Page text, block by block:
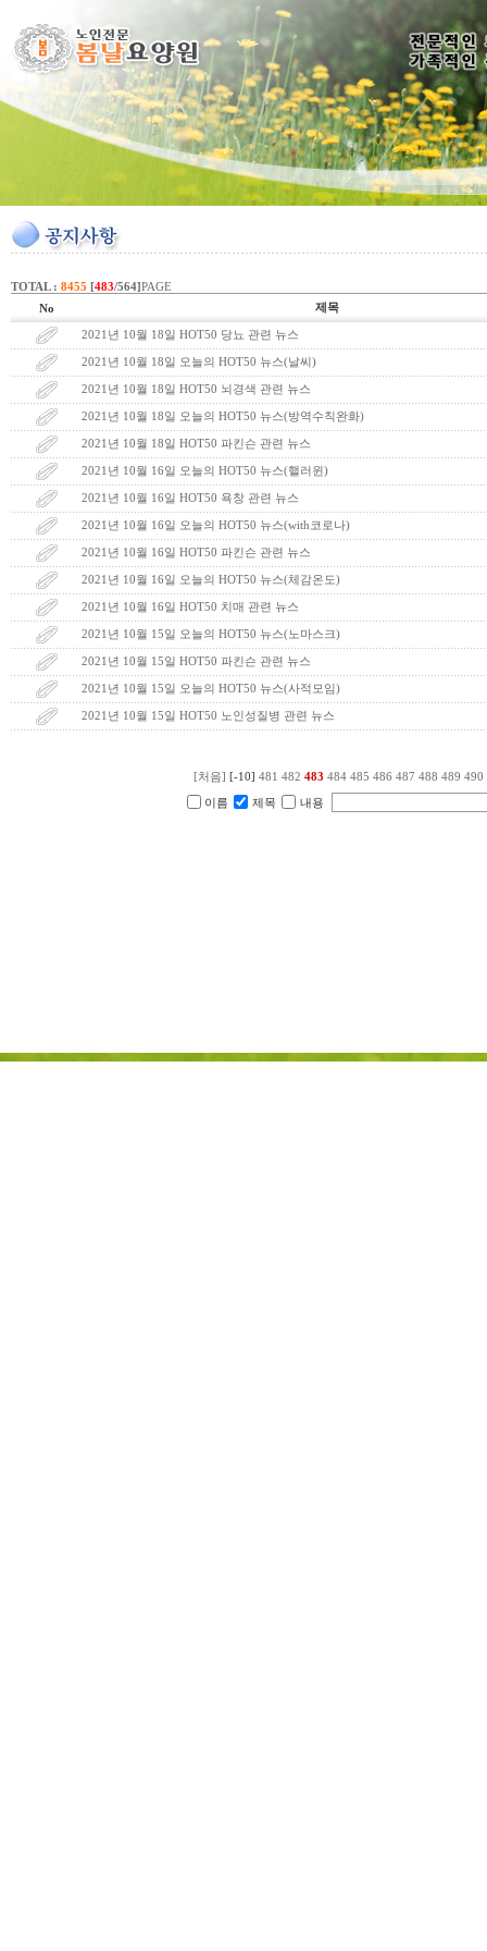
TOTAL : 8455 [483/564]PAGE
No
제목
2021년 10월 18일 HOT50 당뇨 관련 뉴스
2021년 10월 18일 오늘의 HOT50 뉴스(날씨)
2021년 10월 18일 HOT50 뇌경색 관련 뉴스
2021년 10월 18일 오늘의 HOT50 뉴스(방역수칙완화)
2021년 10월 18일 HOT50 파킨슨 관련 뉴스
2021년 10월 16일 오늘의 HOT50 뉴스(핼러윈)
2021년 10월 16일 HOT50 욕창 관련 뉴스
2021년 10월 16일 오늘의 HOT50 뉴스(with코로나)
2021년 10월 16일 HOT50 파킨슨 관련 뉴스
2021년 10월 16일 오늘의 HOT50 뉴스(체감온도)
2021년 10월 16일 HOT50 치매 관련 뉴스
2021년 10월 15일 오늘의 HOT50 뉴스(노마스크)
2021년 10월 15일 HOT50 파킨슨 관련 뉴스
2021년 10월 15일 오늘의 HOT50 뉴스(사적모임)
2021년 10월 15일 HOT50 노인성질병 관련 뉴스
[처음] [-10] 481 482 483 484 485 486 487 488 489 490
이름
제목 내용